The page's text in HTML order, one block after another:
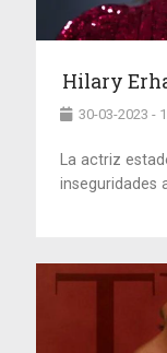
Hilary
30-03-2023 -
La actriz
inseguridades